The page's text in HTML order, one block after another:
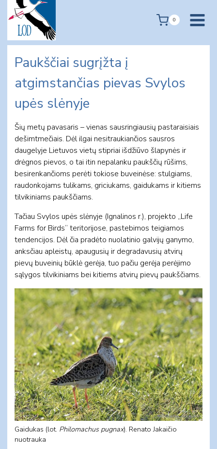
content
0
Paukščiai sugrįžta į
atgimstančias pievas Svylos
upės slėnyje
Šių metų pavasaris – vienas sausringiausių pastaraisiais
dešimtmečiais. Dėl ilgai nesitraukiančios sausros
daugelyje Lietuvos vietų stipriai išdžiūvo šlapynės ir
drėgnos pievos, o tai itin nepalanku paukščių rūšims,
besirenkančioms perėti tokiose buveinėse: stulgiams,
raudonkojams tulikams, griciukams, gaidukams ir kitiems
tilvikiniams paukščiams.
Tačiau Svylos upės slėnyje (Ignalinos r.), projekto „Life
Farms for Birds“ teritorijose, pastebimos teigiamos
tendencijos. Dėl čia pradėto nuolatinio galvijų ganymo,
anksčiau apleistų, apaugusių ir degradavusių atvirų
pievų buveinių būklė gerėja, tuo pačiu gerėja perėjimo
sąlygos tilvikiniams bei kitiems atvirų pievų paukščiams.
Gaidukas (lot. Philomachus pugnax). Renato Jakaičio
nuotrauka